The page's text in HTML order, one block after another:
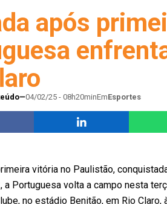
após
04/02/25 - 08h20minEmEsportes
vitória no Paulistão,
a Portuguesa volta a campo nesta
no estádio Benitão, em Rio Claro,